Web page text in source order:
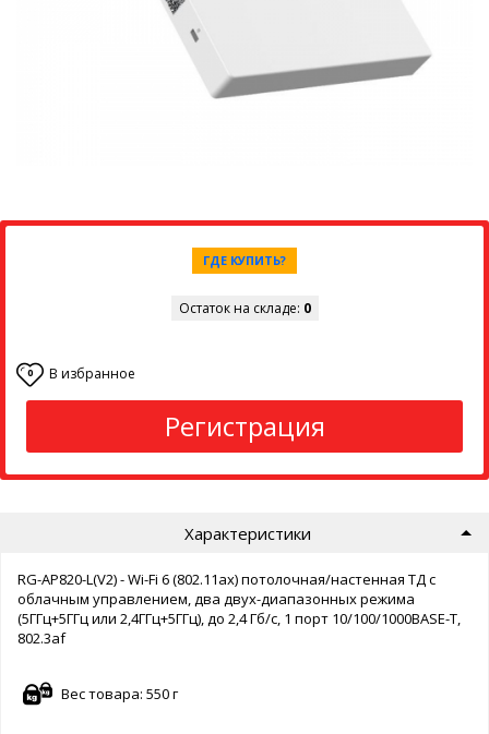
ГДЕ КУПИТЬ?
Остаток на складе: 0
0 В избранное
Регистрация
Характеристики
RG-AP820-L(V2) - Wi-Fi 6 (802.11ax) потолочная/настенная ТД с
облачным управлением, два двух-диапазонных режима
(5ГГц+5ГГц или 2,4ГГц+5ГГц), до 2,4 Гб/с, 1 порт 10/100/1000BASE-T,
802.3af
Вес товара: 550 г